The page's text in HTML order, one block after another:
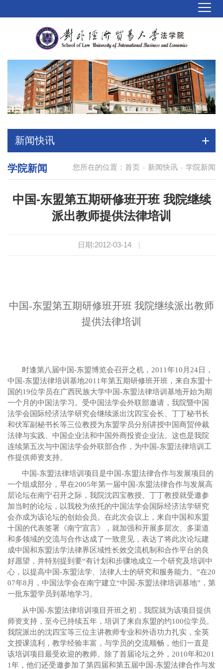
新闻快讯
您所在的位置： 首页 - 新闻快讯 - 学院新闻
学院新闻
中国-东盟第五期研修班开班 我院继续
派出教师提供法律培训
日期:2012-03-14 |
中国-东盟第五期研修班开班 我院继续派出教师
提供法律培训
时逢第八届中国-东盟博览会召开之机， 2011年10 月 24日，
中国-东盟法律培训基地2011年第五期研修班开班，来自东盟十
国的19位学员在广西民族大学中国-东盟法律培训基地开始为期
一个月的中国法学习。受中国法学会外联部邀请，我院暨中国
法学会国际经济法学研究会继续派出沈四宝会长、丁丁秘书长
和伏军副秘书长等三位教授为东盟学员分别讲授中国商贸仲裁
法律与实践、中国企业法和中国外商投资企业法。这也是我院
连续第五次与中国法学会外联部合作，为中国-东盟法律培训工
作提供师资支持。
中国-东盟法律培训项目是中国-东盟法律合作与发展项目的
一个组成部分，早在2005年第一届中国-东盟法律合作与发展高
层论坛在南宁召开之际，我院沈四宝教授、丁丁教授就受邀参
加当时的论坛，以我校为依托的中国法学会国际经济法学研究
会亦成为该论坛的创始会员。在此次会议上，来自中国和东盟
十国的代表签署《南宁宣言》，就加强和开展多层次、多渠道
和多领域的交流与合作达成了一致意见，表达了将此次论坛建
成中国和东盟法学法律界区域性长效交流机制和合作平台的良
好愿望，并特别提到要“有计划和步骤地成立一个研究及培训中
心，以提高中国-东盟法学、法律人士的研究和服务能力。”在20
07年8月，中国法学会在南宁建立“中国-东盟法律培训基地” ，第
一批东盟学员到基地学习。
从中国-东盟法律培训项目开班之初，我院就为该项目提供
师资支持，至今已持续五年，培训了来自东盟的约100位学员。
我院派出的沈四宝等三位主讲教师专业和外语功力扎实，全英
文授课流利，教学经验丰富，与学员的交流顺畅，他们一直是
该培训项目最受欢迎的教师。除了首届论坛之外， 2010年和201
1年，他们还受邀参加了第四届和第五届中国-东盟法律合作与发